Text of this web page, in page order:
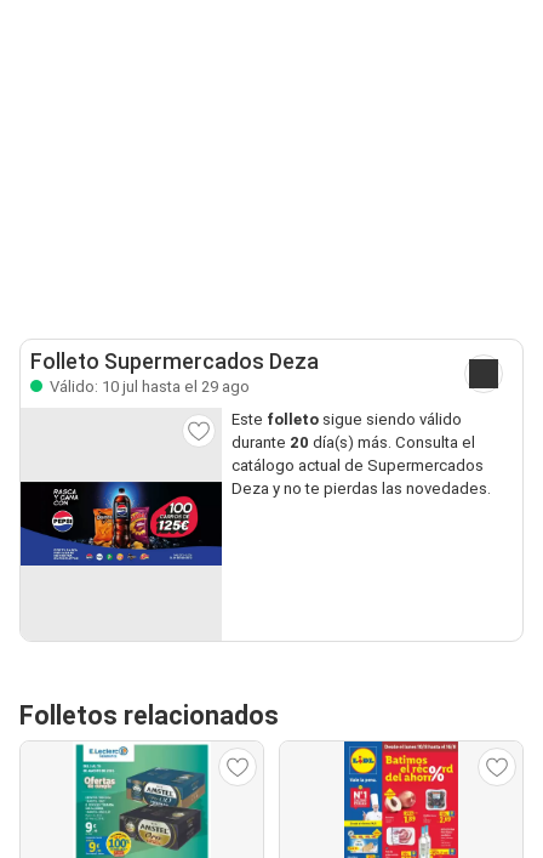
Folleto Supermercados Deza
Válido: 10 jul hasta el 29 ago
Este folletosigue siendo válido
durante 20 día(s) más. Consulta el
catálogo actual de Supermercados
Deza y no te pierdas las novedades.
Folletos relacionados